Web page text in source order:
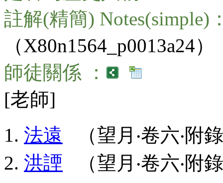
註解(精簡) Notes(simple)
（X80n1564_p0013a24）
師徒關係 ：
[老師]
法遠 （望月‧卷六‧附
洪諲 （望月‧卷六‧附